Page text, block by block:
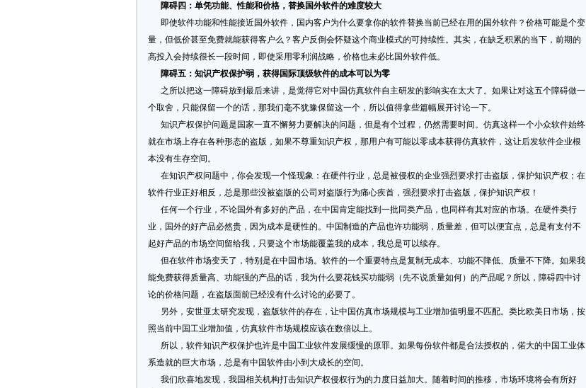
障碍四：单凭功能、性能和价格，替换国外软件的难度较大
即使软件功能和性能接近国外软件，国内客户为什么要拿你的软件替换当前已经在用的国外软件？价格可能是个变
量，但低价甚至免费就能获得客户么？客户反倒会怀疑这个商业模式的可持续性。其实，在缺乏积累的当下，前期的
高投入会持续很长一段时间，即使采用零利润战略，价格也未必比国外软件低。
障碍五：知识产权保护弱，获得国际顶级软件的成本可以为零
之所以把这一障碍放到最后来讲，是觉得它对中国仿真软件自主研发的影响实在太大了。如果让对这五个障碍做一
个取舍，只能保留一个的话，那我们毫不犹豫保留这一个，所以值得拿些篇幅展开讨论一下。
知识产权保护问题是国家一直不懈努力要解决的问题，但是有个过程，仍然需要时间。仿真这样一个小众软件始终
就在市场上存在各种形态的盗版，如果不尊重知识产权，那用户有可能以零成本获得仿真软件，这让后发软件企业根
本没有生存空间。
在知识产权问题中，你会发现一个怪现象：在硬件行业，总是被侵权的企业强烈要求打击盗版，保护知识产权；在
软件行业正好相反，总是那些没被盗版的公司对盗版行为痛心疾首，强烈要求打击盗版，保护知识产权！
任何一个行业，不论国外有多好的产品，在中国肯定能找到一批同类产品，也同样有其对应的市场。在硬件类行
业，国外的好产品必然贵，因为成本是硬性的。中国制造的产品也许功能弱，质量差，但可以便宜点，总是有支付不
起好产品的市场空间留给我，只要这个市场能覆盖我的成本，我总是可以续存。
但在软件市场变天了，特别是在中国市场。软件的一个重要特点是复制无成本、功能不降低、质量不下降。如果我
能免费获得质量高、功能强的产品的话，我为什么要花钱买功能弱（先不说质量如何）的产品呢？所以，障碍四中讨
论的价格问题，在盗版面前已经没有什么讨论的必要了。
另外，安世亚太研究发现，盗版软件的存在，让中国仿真市场规模与工业增加值明显不匹配。类比欧美日市场，按
照当前中国工业增加值，仿真软件市场规模应该在数倍以上。
所以，软件知识产权保护也许是中国工业软件发展缓慢的原罪。如果每份软件都是合法授权的，偌大的中国工业体
系造就的巨大市场，总是有中国软件由小到大成长的空间。
我们欣喜地发现，我国相关机构打击知识产权侵权行为的力度日益加大。随着时间的推移，市场环境将会有所好